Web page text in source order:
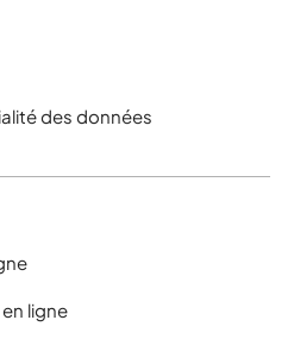
des données
ligne